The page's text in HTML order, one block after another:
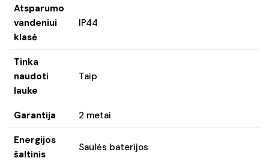
Atsparumo
vandeniui
klasė
IP44
Tinka
naudoti
lauke
Taip
Garantija 2 metai
Energijos
šaltinis
Saulės baterijos